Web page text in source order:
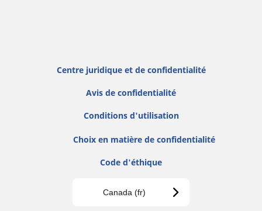
Centre juridique et de confidentialité
Avis de confidentialité
Conditions d'utilisation
Choix en matière de confidentialité
Code d'éthique
Canada (fr)